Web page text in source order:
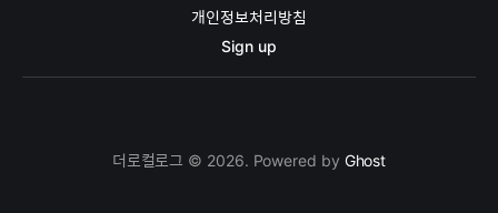
개인정보처리방침
Sign up
더로컬로그 © 2026. Powered by Ghost